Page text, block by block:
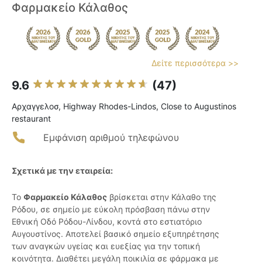
Φαρμακείο Κάλαθος
Δείτε περισσότερα >>
9.6 (47)
Αρχαγγελοσ, Highway Rhodes-Lindos, Close to Augustinos
restaurant
Εμφάνιση αριθμού τηλεφώνου
Σχετικά με την εταιρεία:
Το Φαρμακείο Κάλαθος βρίσκεται στην Κάλαθο της
Ρόδου, σε σημείο με εύκολη πρόσβαση πάνω στην
Εθνική Οδό Ρόδου-Λίνδου, κοντά στο εστιατόριο
Αυγουστίνος. Αποτελεί βασικό σημείο εξυπηρέτησης
των αναγκών υγείας και ευεξίας για την τοπική
κοινότητα. Διαθέτει μεγάλη ποικιλία σε φάρμακα με